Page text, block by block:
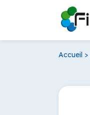
Accueil >